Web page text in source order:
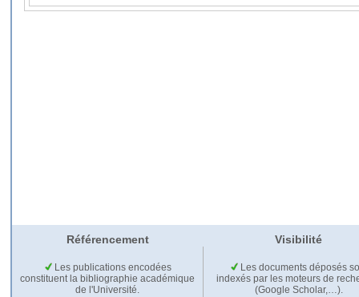
Référencement Visibilité
Les publications encodées
constituent la bibliographie académique
de l'Université.
Les documents déposés
indexés par les moteurs de
(Google Scholar,…).